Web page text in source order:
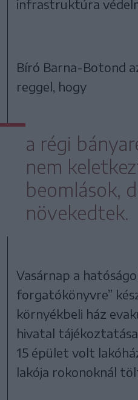
infrastruktúra
Bíró Barna-Botond
reggel, hogy
a régi
nem
beomlások,
növekedtek.
Vasárnap a
forgatókönyvre”
környékbeli ház
hivatal
15 épület volt
lakója rokonoknál